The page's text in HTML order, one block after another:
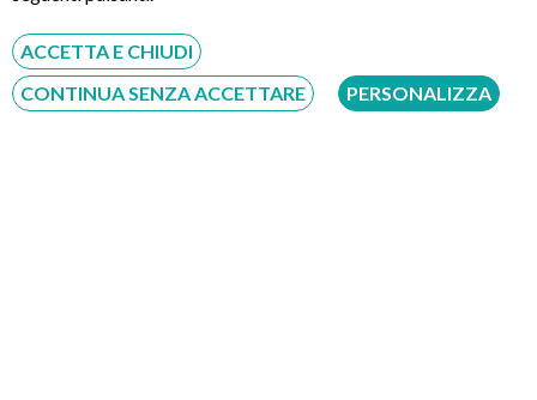
ACCETTA E CHIUDI
CONTINUA SENZA ACCETTARE
PERSONALIZZA
Gastroenterologo o comunque da un esperto di endoscopia
digestiva.